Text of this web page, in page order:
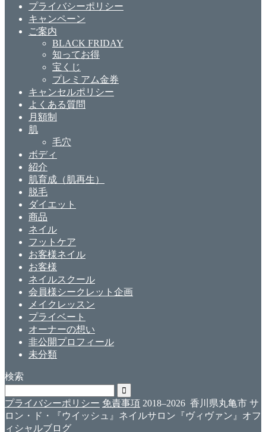
プライバシーポリシー
キャンペーン
ご案内
BLACK FRIDAY
知ってお得
宝くじ
プレミアム金券
キャンセルポリシー
よくある質問
月額制
肌
毛穴
ボディ
紹介
肌育成（肌再生）
脱毛
ダイエット
商品
ネイル
フットケア
お客様ネイル
お客様
ネイルスクール
会員様シークレット企画
メイクレッスン
プライベート
オーナーの想い
非公開プロフィール
未分類
検索
プライバシーポリシー 免責事項 2018–2026 香川県丸亀市 サ
ロン・ド・『ウイッシュ』ネイルサロン『ヴィヴァン』オフ
ィシャルブログ